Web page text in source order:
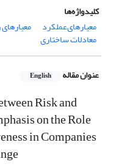
کلیدواژه‌ها
معیار‌های‌عملکرد
معادلات ساختاری
عنوان مقاله English
Risk and
on the Role
in Companies